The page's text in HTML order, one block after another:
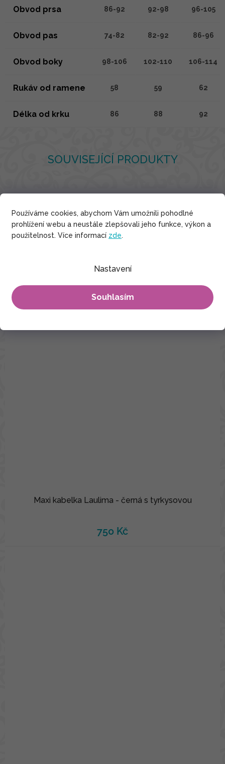
Používáme cookies, abychom Vám umožnili pohodlné
prohlížení webu a neustále zlepšovali jeho funkce, výkon a
použitelnost. Více informací zde.
Nastavení
Souhlasím
SOUVISEJÍCÍ PRODUKTY
Maxi kabelka Laulima - černá s tyrkysovou
750 Kč
Obvod prsa 86-92 92-98 96-105
Obvod pas 74-82 82-92 86-96
Obvod boky 98-106 102-110 106-114
Rukáv od ramene 58 59 62
Délka od krku 86 88 92